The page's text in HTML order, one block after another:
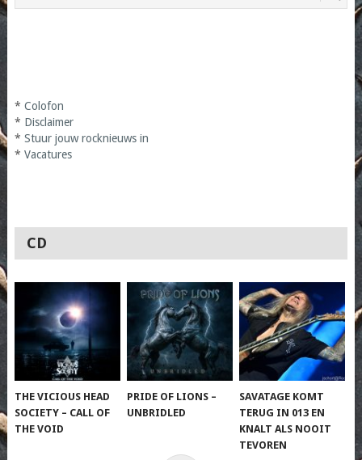
* Colofon
* Disclaimer
* Stuur jouw rocknieuws in
* Vacatures
CD
THE VICIOUS HEAD
SOCIETY – CALL OF
THE VOID
PRIDE OF LIONS –
UNBRIDLED
SAVATAGE KOMT
TERUG IN 013 EN
KNALT ALS NOOIT
TEVOREN